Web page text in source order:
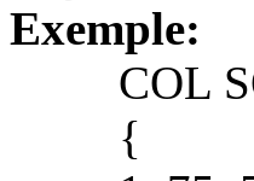
Exemple:
COL
{